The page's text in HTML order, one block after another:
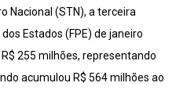
Nacional (STN), a terceira
Estados (FPE) de janeiro
255 milhões, representando
acumulou R$ 564 milhões ao